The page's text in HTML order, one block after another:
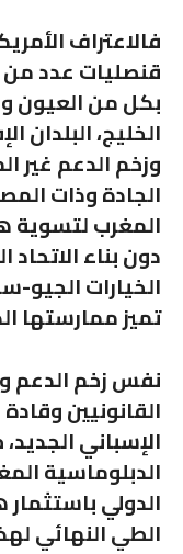
فالاعتراف
قنصليات عدد من
بكل من العيون
الخليج، البلدان
وزخم الدعم غير
الجادة وذات
المغرب لتسوية
دون بناء
الخيارات
تميز ممارستها
نفس زخم الدعم
القانونيين
الإسباني
الدبلوماسية
الدولي
الطي النهائي